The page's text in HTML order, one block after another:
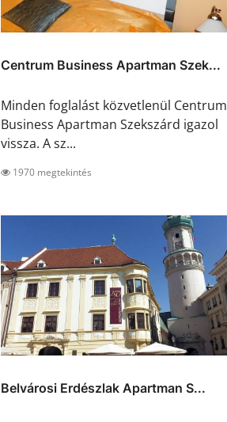
Centrum Business Apartman Szek...
Minden foglalást közvetlenül Centrum
Business Apartman Szekszárd igazol
vissza. A sz...
1970 megtekintés
Belvárosi Erdészlak Apartman S...